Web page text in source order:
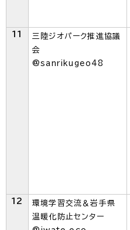
11
三陸ジオパーク推進協議
会
@sanrikugeo48
12
環境学習交流＆岩手県
温暖化防止センター